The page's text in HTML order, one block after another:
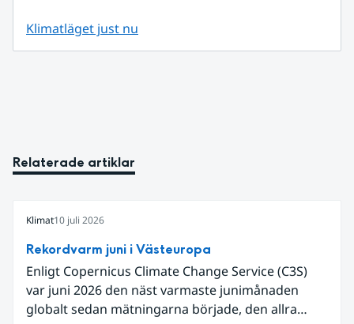
Klimatläget just nu
Relaterade artiklar
Klimat10 juli 2026
Rekordvarm juni i Västeuropa
Enligt Copernicus Climate Change Service (C3S)
var juni 2026 den näst varmaste junimånaden
globalt sedan mätningarna började, den allra